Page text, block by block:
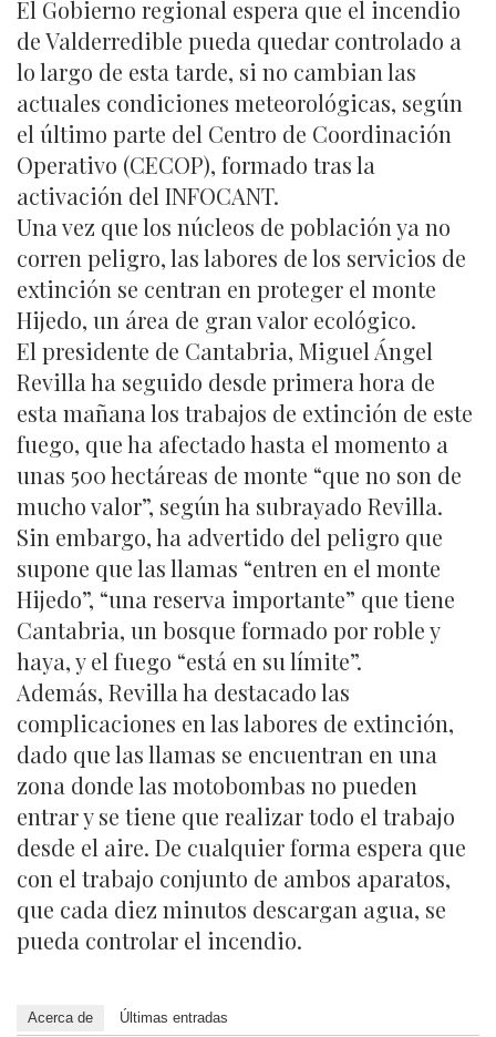
El Gobierno regional espera que el incendio
de Valderredible pueda quedar controlado a
lo largo de esta tarde, si no cambian las
actuales condiciones meteorológicas, según
el último parte del Centro de Coordinación
Operativo (CECOP), formado tras la
activación del INFOCANT.
Una vez que los núcleos de población ya no
corren peligro, las labores de los servicios de
extinción se centran en proteger el monte
Hijedo, un área de gran valor ecológico.
El presidente de Cantabria, Miguel Ángel
Revilla ha seguido desde primera hora de
esta mañana los trabajos de extinción de este
fuego, que ha afectado hasta el momento a
unas 500 hectáreas de monte “que no son de
mucho valor”, según ha subrayado Revilla.
Sin embargo, ha advertido del peligro que
supone que las llamas “entren en el monte
Hijedo”, “una reserva importante” que tiene
Cantabria, un bosque formado por roble y
haya, y el fuego “está en su límite”.
Además, Revilla ha destacado las
complicaciones en las labores de extinción,
dado que las llamas se encuentran en una
zona donde las motobombas no pueden
entrar y se tiene que realizar todo el trabajo
desde el aire. De cualquier forma espera que
con el trabajo conjunto de ambos aparatos,
que cada diez minutos descargan agua, se
pueda controlar el incendio.
Acerca de Últimas entradas